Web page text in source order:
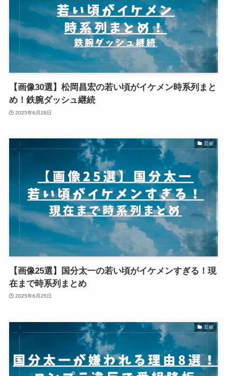
【画像30選】松岡昌宏の若い頃がイケメン時系列まと
め！鉄腕ダッシュ継続
2025年6月28日
芸能
【画像25選】国分太一の若い頃がイケメンすぎる！現
在まで時系列まとめ
2025年6月25日
芸能